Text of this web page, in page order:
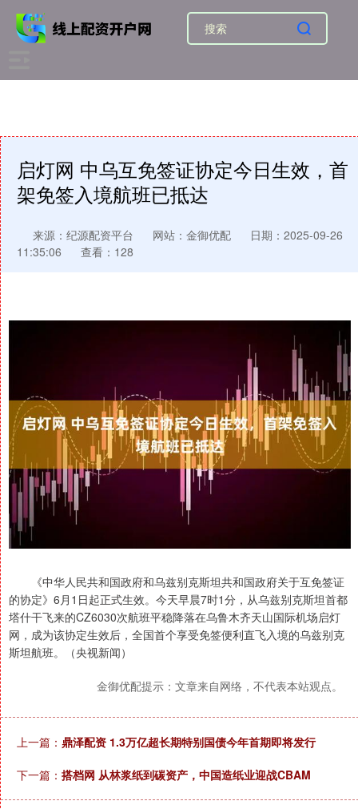
启灯网 中乌互免签证协定今日生效，首
架免签入境航班已抵达
来源：纪源配资平台 网站：金御优配
日期：2025-09-26
11:35:06
查看：128
《中华人民共和国政府和乌兹别克斯坦共和国政府关于互免签证
的协定》6月1日起正式生效。今天早晨7时1分，从乌兹别克斯坦首都
塔什干飞来的CZ6030次航班平稳降落在乌鲁木齐天山国际机场启灯
网，成为该协定生效后，全国首个享受免签便利直飞入境的乌兹别克
斯坦航班。（央视新闻）
金御优配提示：文章来自网络，不代表本站观点。
上一篇： 鼎泽配资 1.3万亿超长期特别国债今年首期即将发行
下一篇： 搭档网 从林浆纸到碳资产，中国造纸业迎战CBAM